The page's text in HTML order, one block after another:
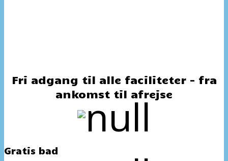
Fri adgang til alle faciliteter - fra
ankomst til afrejse
Gratis bad